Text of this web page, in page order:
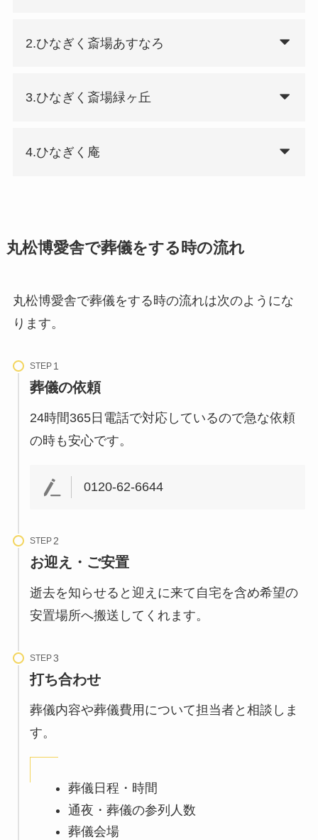
2.ひなぎく斎場あすなろ
3.ひなぎく斎場緑ヶ丘
4.ひなぎく庵
丸松博愛舎で葬儀をする時の流れ
丸松博愛舎で葬儀をする時の流れは次のようにな
ります。
STEP
葬儀の依頼
24時間365日電話で対応しているので急な依頼
の時も安心です。
0120-62-6644
STEP
お迎え・ご安置
逝去を知らせると迎えに来て自宅を含め希望の
安置場所へ搬送してくれます。
STEP
打ち合わせ
葬儀内容や葬儀費用について担当者と相談しま
す。
葬儀日程・時間
通夜・葬儀の参列人数
葬儀会場